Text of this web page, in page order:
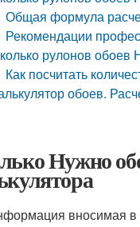
Общая формула
Рекомендации
рулонов обоев
Как посчитать
обоев.
Нужно
вносимая в